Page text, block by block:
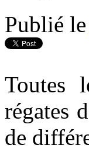
Publié le
Toutes
régates
de